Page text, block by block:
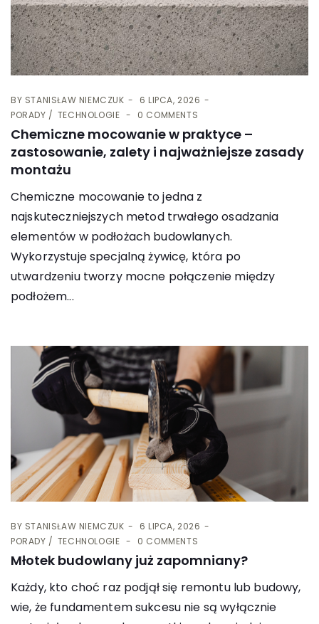
BY STANISŁAW NIEMCZUK
6 LIPCA, 2026
PORADY
TECHNOLOGIE 0 COMMENTS
Chemiczne mocowanie w praktyce –
zastosowanie, zalety i najważniejsze zasady
montażu
Chemiczne mocowanie to jedna z
najskuteczniejszych metod trwałego osadzania
elementów w podłożach budowlanych.
Wykorzystuje specjalną żywicę, która po
utwardzeniu tworzy mocne połączenie między
podłożem...
BY STANISŁAW NIEMCZUK
6 LIPCA, 2026
PORADY
TECHNOLOGIE 0 COMMENTS
Młotek budowlany już zapomniany?
Każdy, kto choć raz podjął się remontu lub budowy,
wie, że fundamentem sukcesu nie są wyłącznie